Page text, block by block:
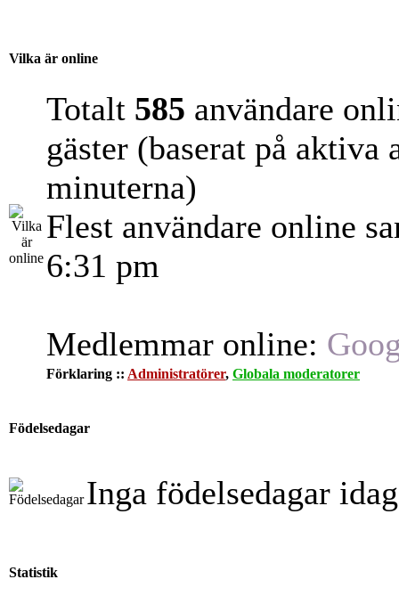
Vilka är online
Totalt 585 användare
gäster (baserat på aktiva
minuterna)
Flest användare online
6:31 pm
Medlemmar online:
Förklaring :: Administratörer, Globala moderatorer
Födelsedagar
Inga födelsedagar
Statistik